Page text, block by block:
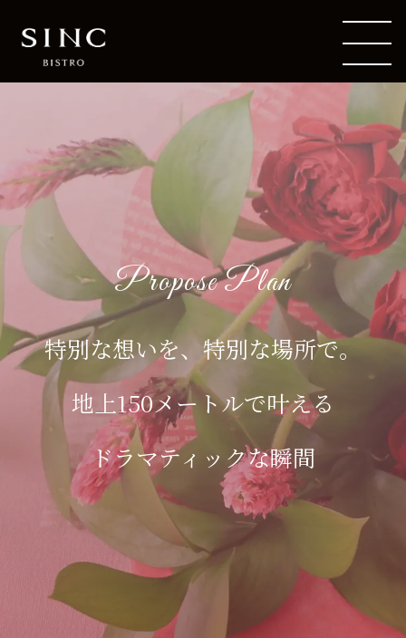
Propose Plan
特別な想いを、特別な場所で。
地上150メートルで叶える
ドラマティックな瞬間